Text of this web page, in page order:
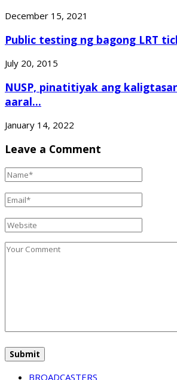
December 15, 2021
Public testing ng bagong LRT
July 20, 2015
NUSP, pinatitiyak ang
aaral...
January 14, 2022
Leave a Comment
BROADCASTERS